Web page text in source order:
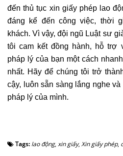
đến thủ tục xin giấy phép lao
đáng kể đến công việc, thời
khách. Vì vậy, đội ngũ Luật sư
tôi cam kết đồng hành, hỗ trợ
pháp lý của bạn một cách
nhất. Hãy để chúng tôi trở
cậy, luôn sẵn sàng lắng nghe
pháp lý của mình.
Tags: lao động, xin giấy, Xin giấy phép,